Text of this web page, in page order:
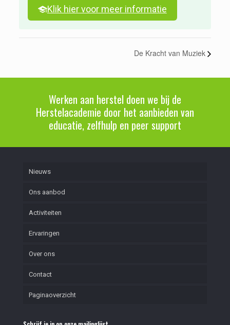
Klik hier voor meer informatie
De Kracht van Muziek
Werken aan herstel doen we bij de
Herstelacademie door het aanbieden van
educatie, zelfhulp en peer support
Nieuws
Ons aanbod
Activiteiten
Ervaringen
Over ons
Contact
Paginaoverzicht